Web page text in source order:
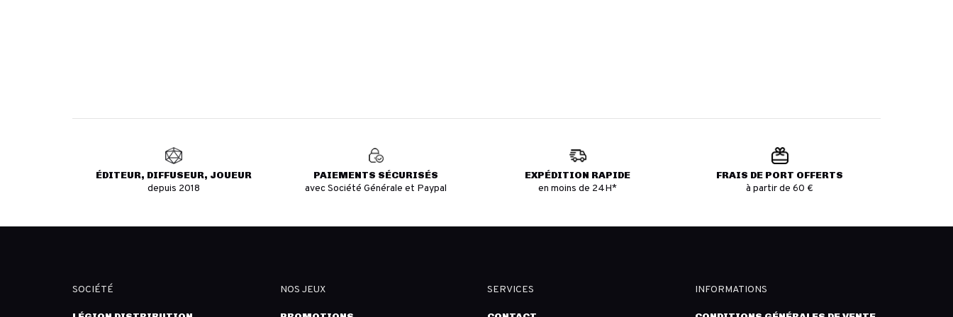
ÉDITEUR, DIFFUSEUR, JOUEUR
depuis 2018
PAIEMENTS SÉCURISÉS
avec Société Générale et Paypal
EXPÉDITION RAPIDE
en moins de 24H*
FRAIS DE PORT OFFERTS
à partir de 60 €
SOCIÉTÉ NOS JEUX SERVICES INFORMATIONS